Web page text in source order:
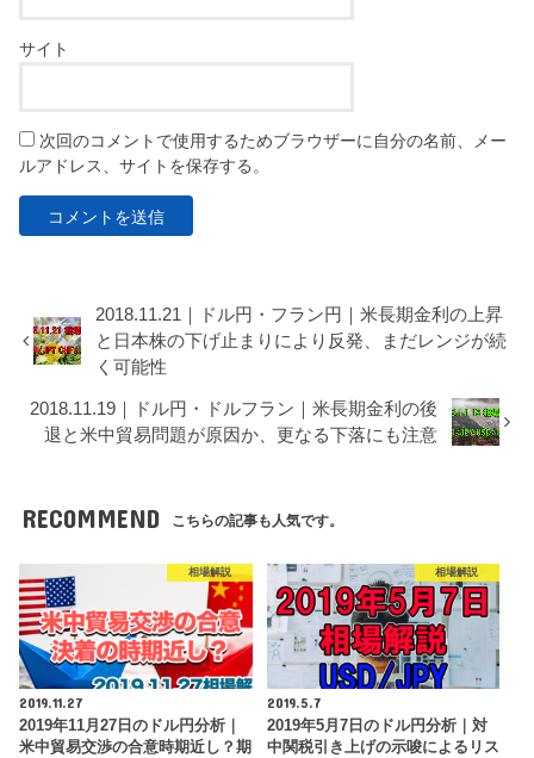
サイト
次回のコメントで使用するためブラウザーに自分の名前、メー
ルアドレス、サイトを保存する。
2018.11.21｜ドル円・フラン円｜米長期金利の上昇
と日本株の下げ止まりにより反発、まだレンジが続
く可能性
2018.11.19｜ドル円・ドルフラン｜米長期金利の後
退と米中貿易問題が原因か、更なる下落にも注意
RECOMMEND こちらの記事も人気です。
相場解説
2019.11.27
2019年11月27日のドル円分析｜
米中貿易交渉の合意時期近し？期
相場解説
2019.5.7
2019年5月7日のドル円分析｜対
中関税引き上げの示唆によるリス